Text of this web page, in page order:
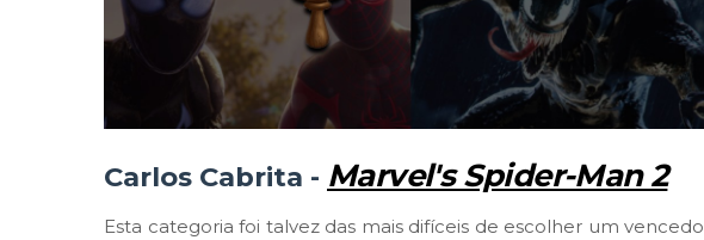
Carlos Cabrita - Marvel's Spider-Man 2
Esta categoria foi talvez das mais difíceis de escolher um